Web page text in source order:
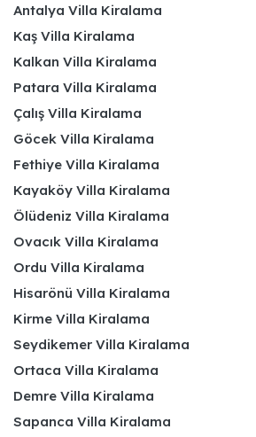
Antalya Villa Kiralama
Kaş Villa Kiralama
Kalkan Villa Kiralama
Patara Villa Kiralama
Çalış Villa Kiralama
Göcek Villa Kiralama
Fethiye Villa Kiralama
Kayaköy Villa Kiralama
Ölüdeniz Villa Kiralama
Ovacık Villa Kiralama
Ordu Villa Kiralama
Hisarönü Villa Kiralama
Kirme Villa Kiralama
Seydikemer Villa Kiralama
Ortaca Villa Kiralama
Demre Villa Kiralama
Sapanca Villa Kiralama